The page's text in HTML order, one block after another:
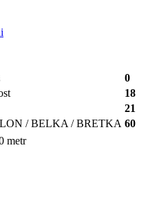
0
18
21
/ BELKA / BRETKA 60
metr